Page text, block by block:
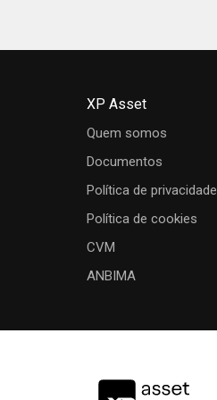
John King
XP Asset
Quem somos
Documentos
Política de privacidade
Política de cookies
CVM
ANBIMA